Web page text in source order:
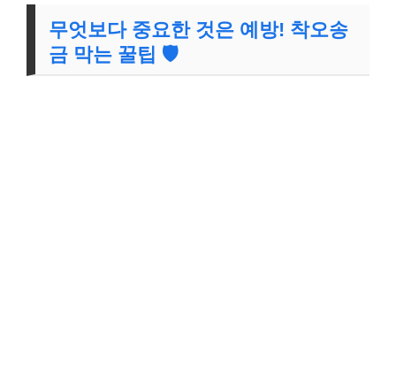
무엇보다 중요한 것은 예방! 착오송
금 막는 꿀팁 🛡️